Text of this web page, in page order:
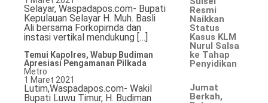
Home
News
Ekonomi
Hukum & Kriminal
Resmi
Naikkan
Status
Kasus KLM
Nurul Salsa
ke Tahap
Penyidikan
Jumat
Berkah,
Selayar, Waspadapos.com- Bupati
Kepulauan Selayar H. Muh. Basli
Ali bersama Forkopimda dan
instasi vertikal mendukung […]
Temui Kapolres, Wabup Budiman
Apresiasi Pengamanan Pilkada
Metro
1 Maret 2021
Lutim,Waspadapos.com- Wakil
Bupati Luwu Timur, H. Budiman